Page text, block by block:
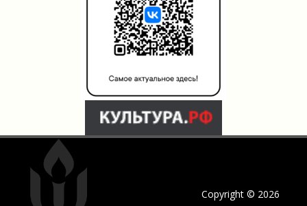
Copyright © 2026